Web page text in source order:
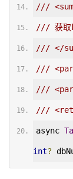
///
/// 获取
/// </
///
///
///
async
int?